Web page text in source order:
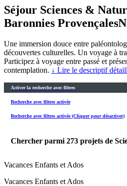
Séjour Sciences &
Baronnies Provençales
Une immersion douce entre
découvertes culturelles. Un voyage à
Participez à voyage entre passé et
contemplation. ↓ Lire le descriptif
Activer la recherche avec filtres
Recherche avec filtres activée
Recherche avec filtres activée (Cliquer pour désactiver)
Chercher parmi 273 projets de
Vacances Enfants et Ados
Vacances Enfants et Ados